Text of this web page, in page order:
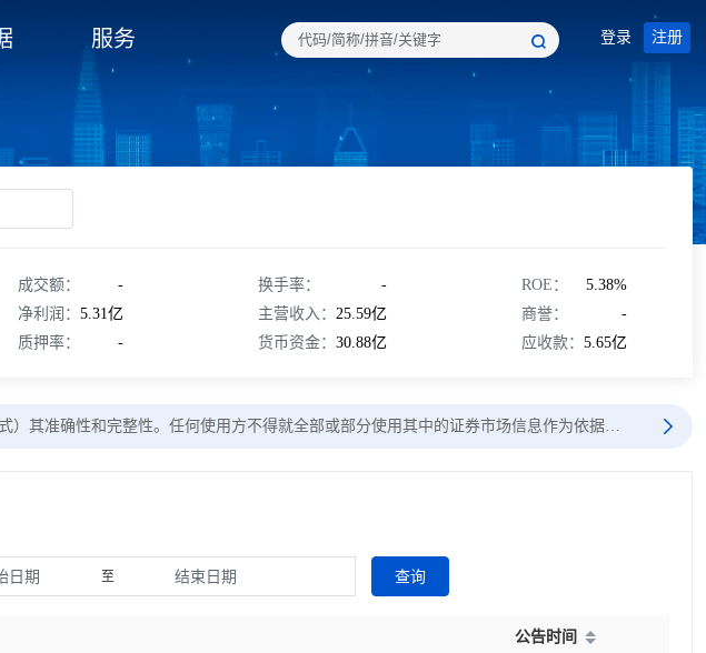
服务 登录 注册
成交额：
-
净利润：5.31亿
质押率：
-
换手率：
-
主营收入：25.59亿
货币资金：30.88亿
ROE：
5.38%
商誉：
-
应收款： 5.65亿
其准确性和完整性。任何使用方不得就全部或部分使用其中的证券市场信息作为依据…
至 查询
公告时间